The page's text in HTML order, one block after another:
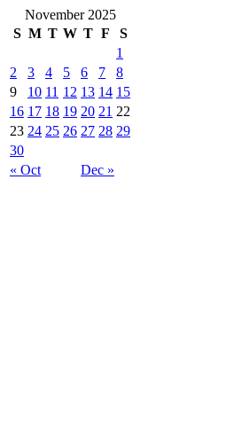
November 2025
S M T W T F S
« Oct Dec »
1
2
3 4 5 6 7
8
9
10 11 12 13 14 15
16 17 18 19 20 21 22
23 24 25 26 27 28 29
30